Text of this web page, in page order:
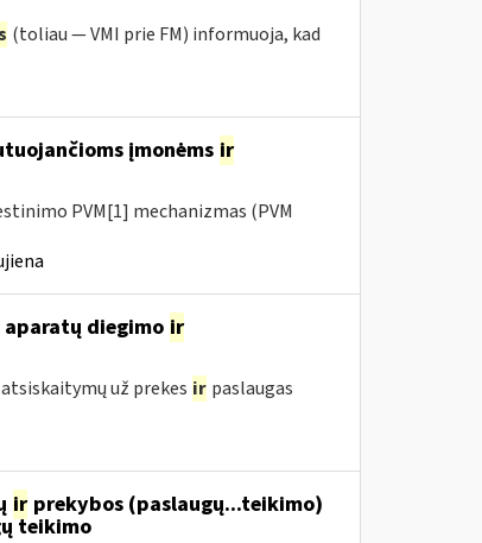
(toliau ― VMI prie FM) informuoja, kad
įmonėms ir
PVM[1] mechanizmas (PVM
aparatų diegimo ir
už prekes ir paslaugas
irprekybos (paslaugų...teikimo)
teikimo